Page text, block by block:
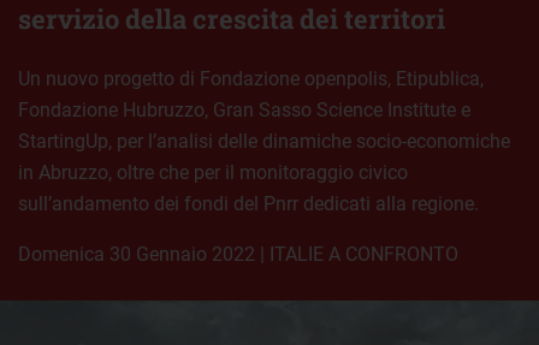
servizio della crescita dei territori
Un nuovo progetto di Fondazione openpolis, Etipublica,
Fondazione Hubruzzo, Gran Sasso Science Institute e
StartingUp, per l’analisi delle dinamiche socio-economiche
in Abruzzo, oltre che per il monitoraggio civico
sull’andamento dei fondi del Pnrr dedicati alla regione.
domenica 30 Gennaio 2022 | ITALIE A CONFRONTO